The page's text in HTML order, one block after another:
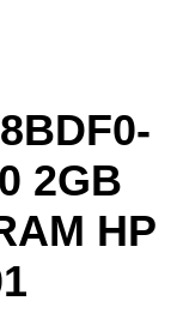
2GB
HP